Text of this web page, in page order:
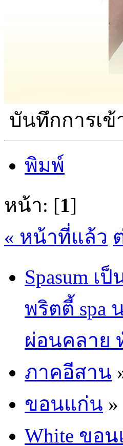
บันทึกการเข้
พิมพ์
หน้า: [1]
« หน้าที่แล้ว
Spasum
พริตตี้ spa
ผ่อนคลาย
ภาคอีสาน
ขอนแก่น »
White ขอ